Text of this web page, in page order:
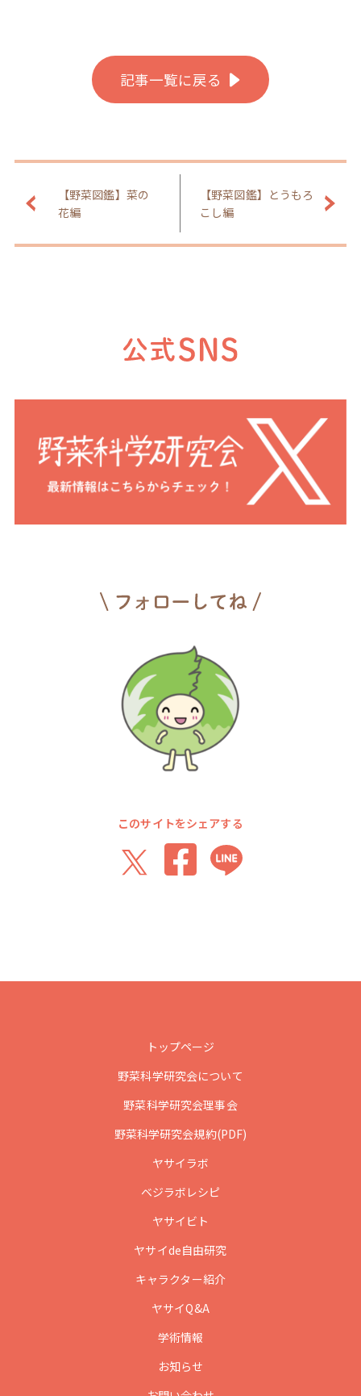
記事一覧に戻る
【野菜図鑑】菜の
花編
【野菜図鑑】とうもろ
こし編
このサイトをシェアする
トップページ
野菜科学研究会について
野菜科学研究会理事会
野菜科学研究会規約(PDF)
ヤサイラボ
ベジラボレシピ
ヤサイビト
ヤサイde自由研究
キャラクター紹介
ヤサイQ&A
学術情報
お知らせ